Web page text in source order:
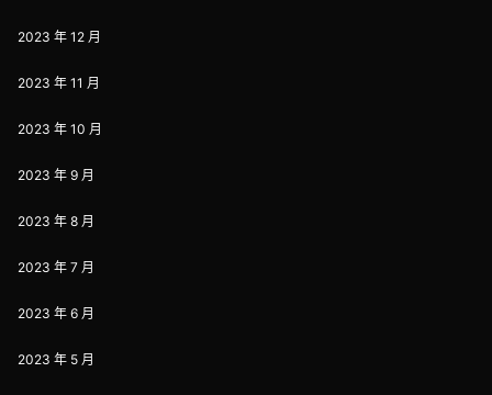
2023 年 12 月
2023 年 11 月
2023 年 10 月
2023 年 9 月
2023 年 8 月
2023 年 7 月
2023 年 6 月
2023 年 5 月